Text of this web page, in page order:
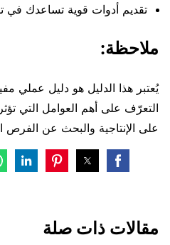
تقديم أدوات قوية تساعدك في
ملاحظة:
يُعتبر هذا الدليل هو دليل عملي
التعرّف على أهم العوامل التي
على الإنتاجية والبحث عن الفرص
مقالات ذات صلة